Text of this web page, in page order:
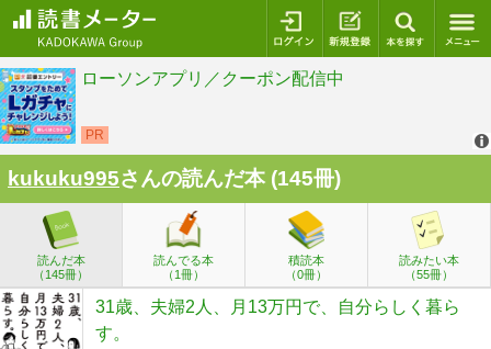
ログイン 新規登録
kukuku995さんの読んだ本 (145冊)
読んだ本
（145冊）
読んでる本
（1冊）
積読本
（0冊）
読みたい本
（55冊）
31歳、夫婦2人、月13万円で、自分らしく暮ら
す。